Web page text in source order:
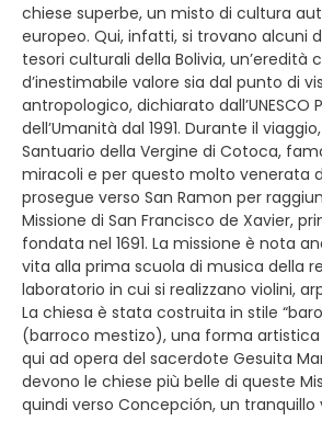
chiese superbe, un misto di cultura
europeo. Qui, infatti, si trovano alcuni
tesori culturali della Bolivia, un’eredità
d’inestimabile valore sia dal punto di
antropologico, dichiarato dall’UNESCO
dell’Umanità dal 1991. Durante il
Santuario della Vergine di Cotoca,
miracoli e per questo molto venerata
prosegue verso San Ramon per
Missione di San Francisco de Xavier,
fondata nel 1691. La missione è nota
vita alla prima scuola di musica della
laboratorio in cui si realizzano violini,
La chiesa è stata costruita in stile
(barroco mestizo), una forma
qui ad opera del sacerdote Gesuita
devono le chiese più belle di queste
quindi verso Concepción, un